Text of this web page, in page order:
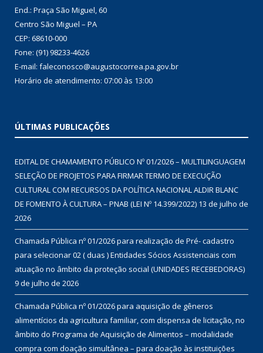
End.: Praça São Miguel, 60
Centro São Miguel – PA
CEP: 68610-000
Fone: (91) 98233-4626
E-mail: faleconosco@augustocorrea.pa.gov.br
Horário de atendimento: 07:00 às 13:00
ÚLTIMAS PUBLICAÇÕES
EDITAL DE CHAMAMENTO PÚBLICO Nº 01/2026 – MULTILINGUAGEM
SELEÇÃO DE PROJETOS PARA FIRMAR TERMO DE EXECUÇÃO
CULTURAL COM RECURSOS DA POLÍTICA NACIONAL ALDIR BLANC
DE FOMENTO À CULTURA – PNAB (LEI Nº 14.399/2022) 13 de julho de
2026
Chamada Pública nº 01/2026 para realização de Pré- cadastro
para selecionar 02 ( duas ) Entidades Sócios Assistenciais com
atuação no âmbito da proteção social (UNIDADES RECEBEDORAS)
9 de julho de 2026
Chamada Pública nº 01/2026 para aquisição de gêneros
alimentícios da agricultura familiar, com dispensa de licitação, no
âmbito do Programa de Aquisição de Alimentos – modalidade
compra com doação simultânea – para doação às instituições